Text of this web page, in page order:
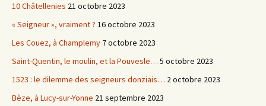
10 Châtellenies 21 octobre 2023
« Seigneur », vraiment ? 16 octobre 2023
Les Couez, à Champlemy 7 octobre 2023
Saint-Quentin, le moulin, et la Pouvesle… 5 octobre 2023
1523 : le dilemme des seigneurs donziais… 2 octobre 2023
Bèze, à Lucy-sur-Yonne 21 septembre 2023